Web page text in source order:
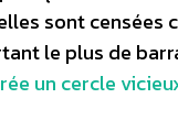
sont censées
le plus de
un cercle